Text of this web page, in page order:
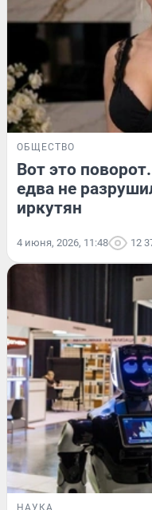
ОБЩЕСТВО
Вот это
едва не
иркутян
4 июня, 2026, 11:48 12
НАУКА